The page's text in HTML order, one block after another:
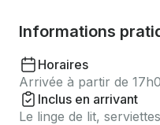
Informations
Horaires
Arrivée à partir de
Inclus en arrivant
Le linge de lit,